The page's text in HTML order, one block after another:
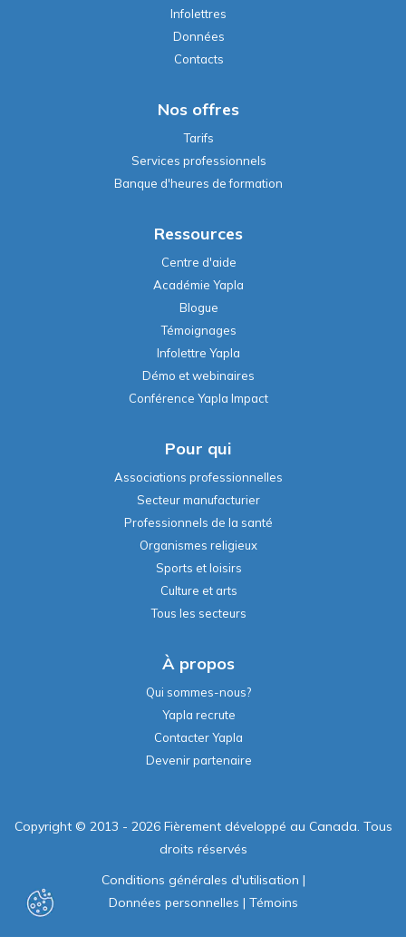
Infolettres
Données
Contacts
Nos offres
Tarifs
Services professionnels
Banque d'heures de formation
Ressources
Centre d'aide
Académie Yapla
Blogue
Témoignages
Infolettre Yapla
Démo et webinaires
Conférence Yapla Impact
Pour qui
Associations professionnelles
Secteur manufacturier
Professionnels de la santé
Organismes religieux
Sports et loisirs
Culture et arts
Tous les secteurs
À propos
Qui sommes-nous?
Yapla recrute
Contacter Yapla
Devenir partenaire
Copyright © 2013 - 2026 Fièrement développé au Canada. Tous
droits réservés
Conditions générales d'utilisation |
Données personnelles | Témoins